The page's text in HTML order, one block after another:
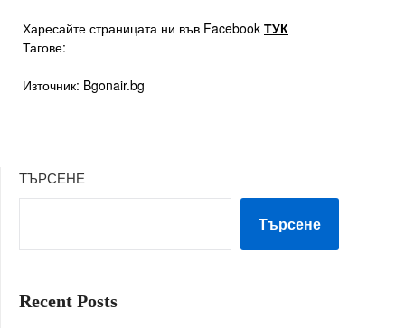
Харесайте страницата ни във Facebook ТУК
Тагове:
Източник: Bgonair.bg
ТЪРСЕНЕ
Търсене
Recent Posts